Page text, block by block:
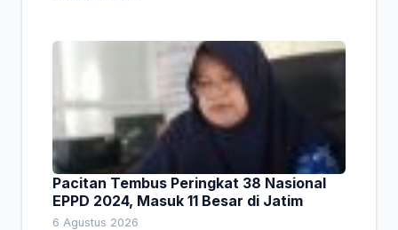
Pacitan Tembus Peringkat 38 Nasional
EPPD 2024, Masuk 11 Besar di Jatim
6 Agustus 2026